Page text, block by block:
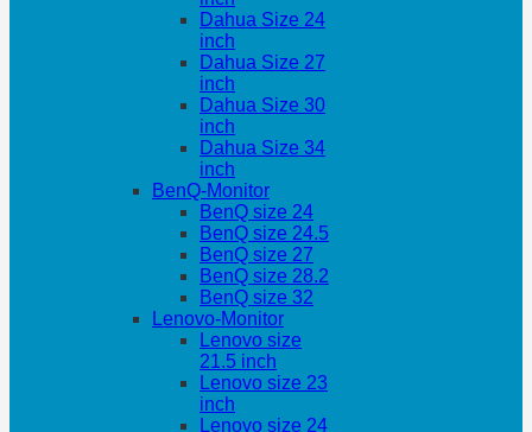
Dahua Size 24
inch
Dahua Size 27
inch
Dahua Size 30
inch
Dahua Size 34
inch
BenQ-Monitor
BenQ size 24
BenQ size 24.5
BenQ size 27
BenQ size 28.2
BenQ size 32
Lenovo-Monitor
Lenovo size
21.5 inch
Lenovo size 23
inch
Lenovo size 24